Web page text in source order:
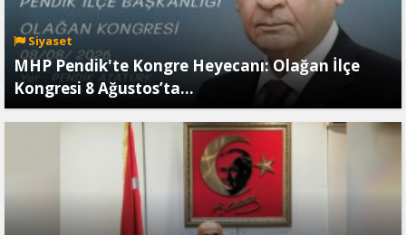
Siyaset
MHP Pendik'te Kongre Heyecanı: Olağan İlçe
Kongresi 8 Ağustos’ta…